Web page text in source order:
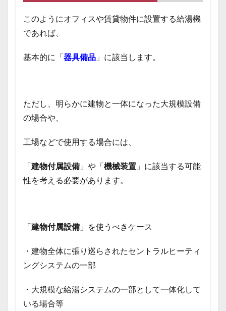
このようにオフィスや賃貸物件に設置する給湯機
であれば、
基本的に「 器具備品 」に該当します。
ただし、明らかに建物と一体になった大規模設備
の場合や、
工場などで使用する場合には、
「 建物付属設備 」や「 機械装置 」に該当する可能
性を考える必要があります。
「 建物付属設備 」を使うべきケース
・建物全体に張り巡らされたセントラルヒーティ
ングシステムの一部
・大規模な給湯システムの一部として一体化して
いる場合等